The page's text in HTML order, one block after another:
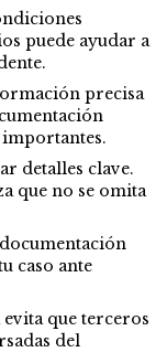
puede ayudar a
precisa
importantes.
detalles clave.
que no se omita
caso ante
que terceros
del